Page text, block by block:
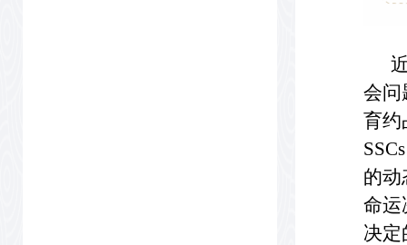
近
会问
育约
的动
命运
决定